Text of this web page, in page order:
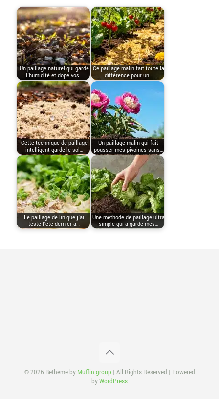
Un paillage naturel qui garde
l’humidité et dope vos…
Ce paillage malin fait toute la
différence pour un…
Cette technique de paillage
intelligent garde le sol…
Un paillage malin qui fait
pousser mes pivoines sans…
Le paillage de lin que j’ai
testé l’été dernier a…
Une méthode de paillage ultra
simple qui a gardé mes…
© 2026 Betheme by Muffin group | All Rights Reserved | Powered
byWordPress